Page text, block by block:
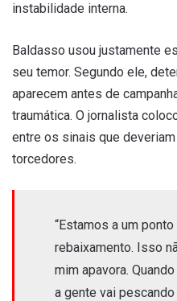
instabilidade interna.
Baldasso usou justamente
seu temor. Segundo ele,
aparecem antes de
traumática. O jornalista
entre os sinais que
torcedores.
“Estamos a um
rebaixamento. Isso
mim apavora.
a gente vai